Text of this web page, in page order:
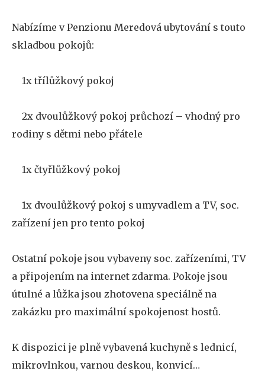
Nabízíme v Penzionu Meredová ubytování s touto
skladbou pokojů:
1x třílůžkový pokoj
2x dvoulůžkový pokoj průchozí – vhodný pro
rodiny s dětmi nebo přátele
1x čtyřlůžkový pokoj
1x dvoulůžkový pokoj s umyvadlem a TV, soc.
zařízení jen pro tento pokoj
Ostatní pokoje jsou vybaveny soc. zařízeními, TV
a připojením na internet zdarma. Pokoje jsou
útulné a lůžka jsou zhotovena speciálně na
zakázku pro maximální spokojenost hostů.
K dispozici je plně vybavená kuchyně s lednicí,
mikrovlnkou, varnou deskou, konvicí…